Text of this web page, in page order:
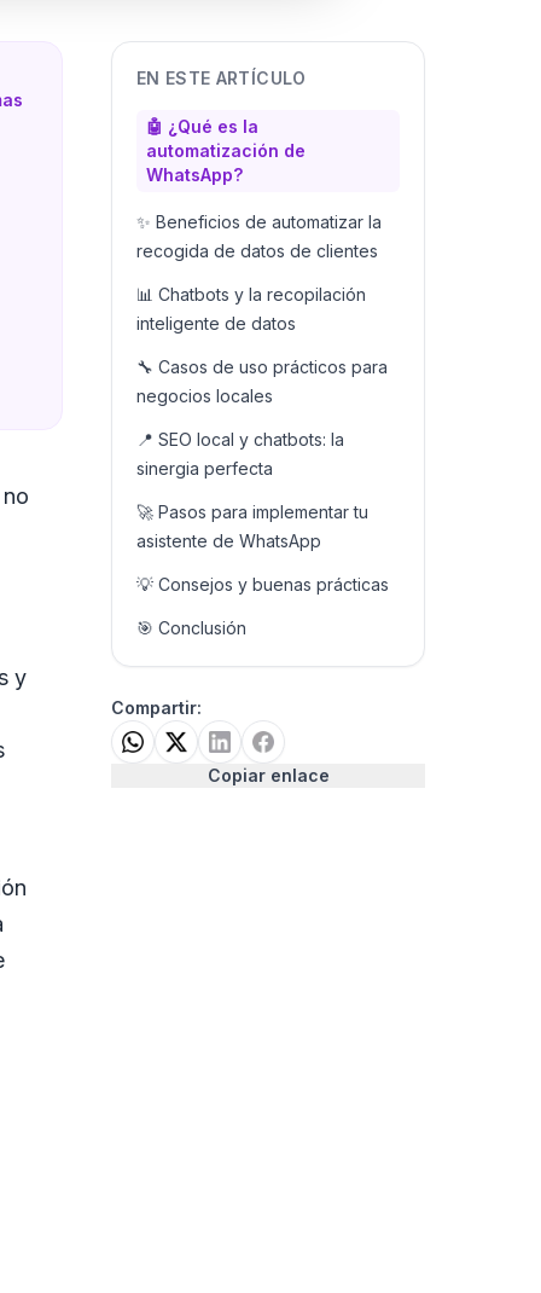
y
EN ESTE ARTÍCULO
🤖 ¿Qué es la
automatización de
WhatsApp?
✨ Beneficios de automatizar la
recogida de datos de clientes
📊 Chatbots y la recopilación
inteligente de datos
🔧 Casos de uso prácticos para
negocios locales
📍 SEO local y chatbots: la
sinergia perfecta
🚀 Pasos para implementar tu
asistente de WhatsApp
💡 Consejos y buenas prácticas
🎯 Conclusión
Compartir:
Copiar enlace